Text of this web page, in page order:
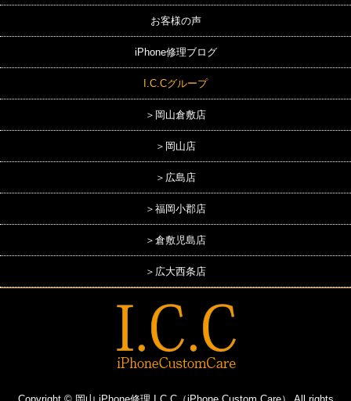
お客様の声
iPhone修理ブログ
I.C.Cグループ
＞岡山倉敷店
＞岡山店
＞広島店
＞福岡小郡店
＞倉敷児島店
＞広大西条店